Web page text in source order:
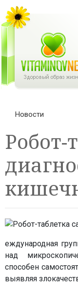
Новости
Робот-
еждународная
над
способен
выявляя